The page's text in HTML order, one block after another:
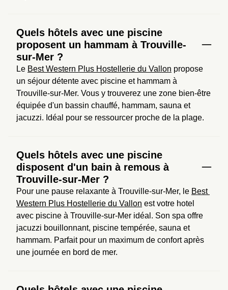
Quels hôtels avec une piscine
proposent un hammam à Trouville-
sur-Mer ?
Le Best Western Plus Hostellerie du Vallon propose
un séjour détente avec piscine et hammam à
Trouville-sur-Mer. Vous y trouverez une zone bien-être
équipée d'un bassin chauffé, hammam, sauna et
jacuzzi. Idéal pour se ressourcer proche de la plage.
Quels hôtels avec une piscine
disposent d'un bain à remous à
Trouville-sur-Mer ?
Pour une pause relaxante à Trouville-sur-Mer, le Best
Western Plus Hostellerie du Vallon est votre hotel
avec piscine à Trouville-sur-Mer idéal. Son spa offre
jacuzzi bouillonnant, piscine tempérée, sauna et
hammam. Parfait pour un maximum de confort après
une journée en bord de mer.